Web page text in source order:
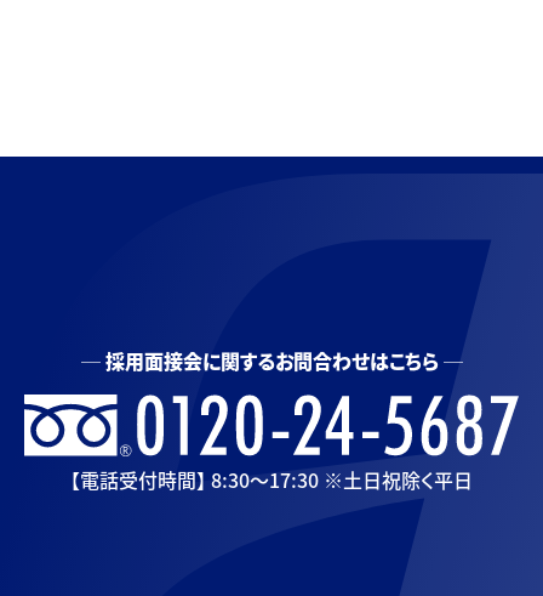
採用面接会に関するお問合わせはこちら
【電話受付時間】 8:30〜17:30 ※土日祝除く平日